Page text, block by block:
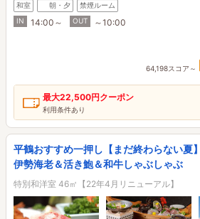
和室 朝・夕
禁煙ルーム
IN
14:00～ OUT ～10:00
64,198スコア～
最大22,500円クーポン
利用条件あり
平鶴おすすめ一押し【まだ終わらない夏
伊勢海老＆活き鮑＆和牛しゃぶしゃぶ
特別和洋室 46㎡【22年4月リニューアル】